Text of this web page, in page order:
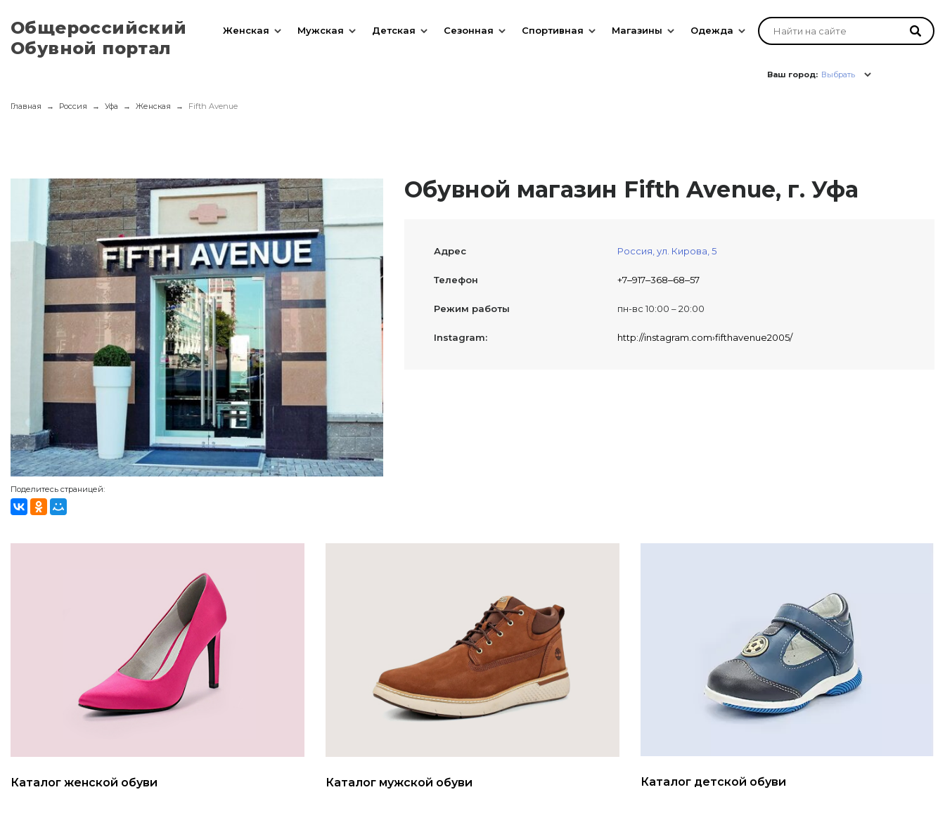
Общероссийский
Обувной портал
Женская Мужская Детская Сезонная Спортивная Магазины Одежда
Ваш город: Выбрать
Главная Россия Уфа Женская Fifth Avenue
Поделитесь страницей:
Обувной магазин Fifth Avenue, г. Уфа
Адрес Россия, ул. Кирова, 5
Телефон +7‒917‒368‒68‒57
Режим работы пн-вс 10:00 – 20:00
Instagram: http://instagram.com›fifthavenue2005/
Каталог женской обуви Каталог мужской обуви Каталог детской обуви